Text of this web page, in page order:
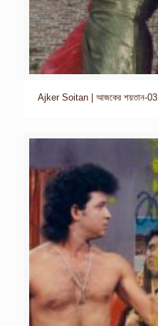
Ajker Soitan | আজকের শয়তান-03